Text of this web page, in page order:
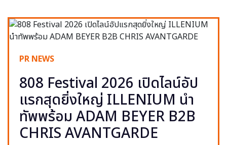
PR NEWS
808 Festival 2026 เปิดไลน์อัป
แรกสุดยิ่งใหญ่ ILLENIUM นำ
ทัพพร้อม ADAM BEYER B2B
CHRIS AVANTGARDE